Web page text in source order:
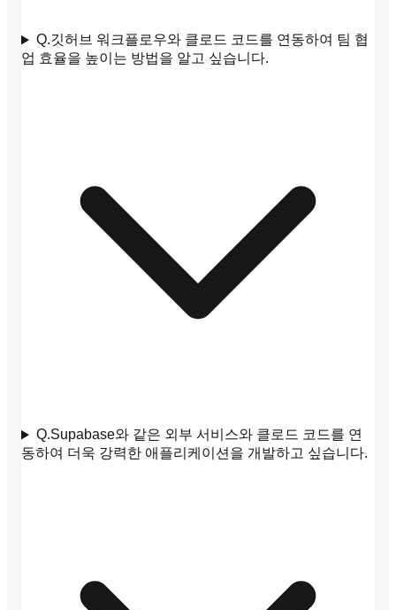
Q.깃허브 워크플로우와 클로드 코드를 연동하여 팀 협
업 효율을 높이는 방법을 알고 싶습니다.
Q.Supabase와 같은 외부 서비스와 클로드 코드를 연
동하여 더욱 강력한 애플리케이션을 개발하고 싶습니다.